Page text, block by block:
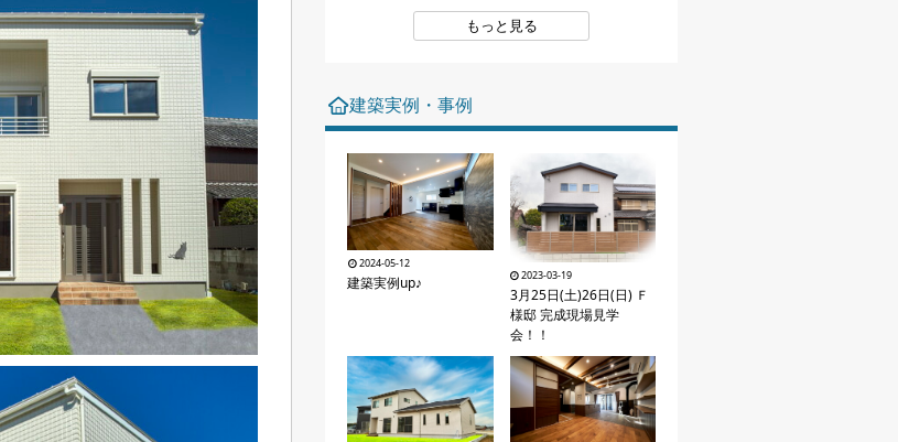
企業情報
お問い合わせ
もっと見る
建築実例・事例
2024-05-12
建築実例up♪ 2023-03-19
3月25日(土)26日(日) Ｆ
様邸 完成現場見学
会！！